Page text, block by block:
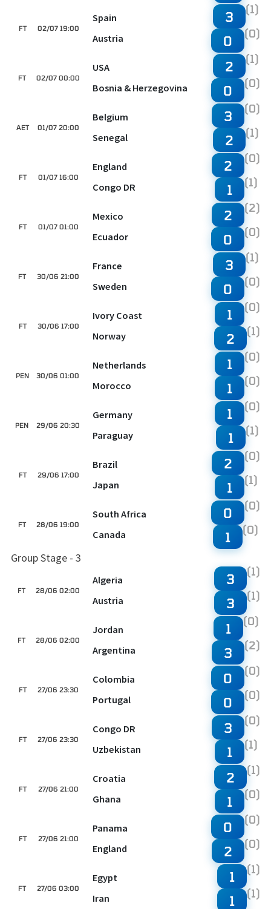
02/07 19:00
FT
Spain
Austria
3 (1)
0 (0)
02/07 00:00
FT
USA
Bosnia & Herzegovina
2 (1)
0 (0)
01/07 20:00
AET
Belgium
Senegal
3 (0)
2 (1)
01/07 16:00
FT
England
Congo DR
2 (0)
1 (1)
01/07 01:00
FT
Mexico
Ecuador
2 (2)
0 (0)
30/06 21:00
FT
France
Sweden
3 (1)
0 (0)
30/06 17:00
FT
Ivory Coast
Norway
1 (0)
2 (1)
30/06 01:00
PEN
Netherlands
Morocco
1 (0)
1 (0)
29/06 20:30
PEN
Germany
Paraguay
1 (0)
1 (1)
29/06 17:00
FT
Brazil
Japan
2 (0)
1 (1)
28/06 19:00
FT
South Africa
Canada
0 (0)
1 (0)
Group Stage - 3
28/06 02:00
FT
Algeria
Austria
3 (1)
3 (1)
28/06 02:00
FT
Jordan
Argentina
1 (0)
3 (2)
27/06 23:30
FT
Colombia
Portugal
0 (0)
0 (0)
27/06 23:30
FT
Congo DR
Uzbekistan
3 (0)
1 (1)
27/06 21:00
FT
Croatia
Ghana
2 (1)
1 (0)
27/06 21:00
FT
Panama
England
0 (0)
2 (0)
27/06 03:00
FT
Egypt
Iran
1 (1)
1 (1)